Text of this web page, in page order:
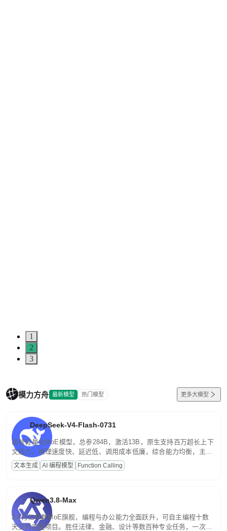
1
2
3
模力方舟 最新模型 热门模型 更多大模型
DeepSeek-V4-Flash-0731
高效轻量化MoE模型，总参284B，激活13B，原生支持百万超长上下
文能力。推理速度快、延迟低、调用成本低廉，综合能力均衡，主打
高并发、轻量化任务，适合日常对话、内容创作、基础 RAG、批量
文案处理等普惠刚需场景。
文本生成 AI 编程模型 Function Calling
Qwen3.8-Max
2.4万亿参数MoE旗舰，编程与办公能力全面跃升，可自主编程十数
天交付完整项目。胜任法律、金融、设计等数百种专业任务，一次对